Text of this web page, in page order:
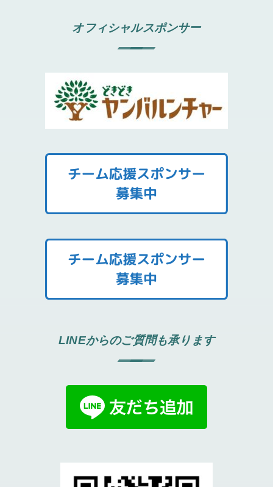
オフィシャルスポンサー
LINEからのご質問も承ります